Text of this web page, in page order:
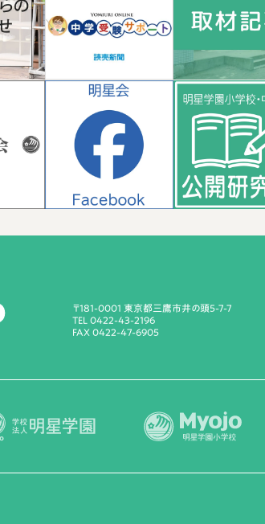
〒181-0001 東京都三鷹市井の頭5-7-7
TEL 0422-43-2196
FAX 0422-47-6905